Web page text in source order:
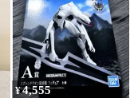
¥4,555